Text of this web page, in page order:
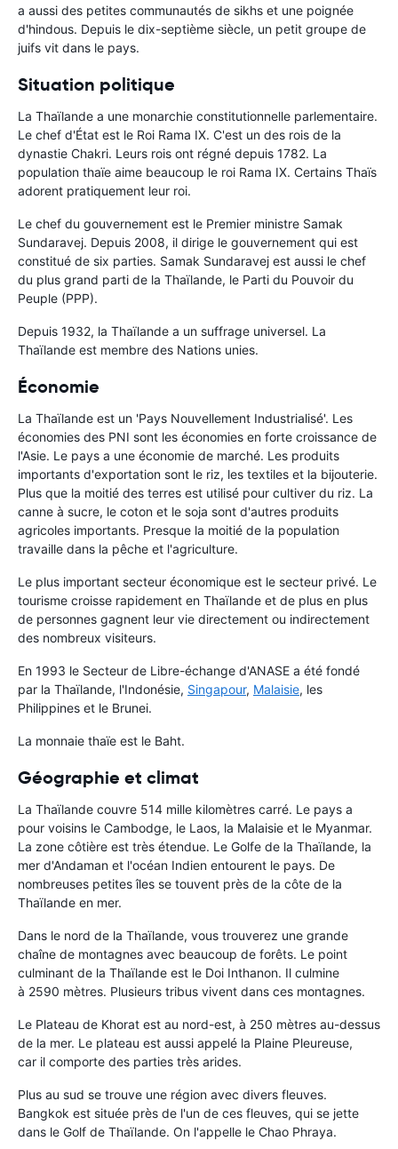
a aussi des petites communautés de sikhs et une poignée
d'hindous. Depuis le dix-septième siècle, un petit groupe de
juifs vit dans le pays.
Situation politique
La Thaïlande a une monarchie constitutionnelle parlementaire.
Le chef d'État est le Roi Rama IX. C'est un des rois de la
dynastie Chakri. Leurs rois ont régné depuis 1782. La
population thaïe aime beaucoup le roi Rama IX. Certains Thaïs
adorent pratiquement leur roi.
Le chef du gouvernement est le Premier ministre Samak
Sundaravej. Depuis 2008, il dirige le gouvernement qui est
constitué de six parties. Samak Sundaravej est aussi le chef
du plus grand parti de la Thaïlande, le Parti du Pouvoir du
Peuple (PPP).
Depuis 1932, la Thaïlande a un suffrage universel. La
Thaïlande est membre des Nations unies.
Économie
La Thaïlande est un 'Pays Nouvellement Industrialisé'. Les
économies des PNI sont les économies en forte croissance de
l'Asie. Le pays a une économie de marché. Les produits
importants d'exportation sont le riz, les textiles et la bijouterie.
Plus que la moitié des terres est utilisé pour cultiver du riz. La
canne à sucre, le coton et le soja sont d'autres produits
agricoles importants. Presque la moitié de la population
travaille dans la pêche et l'agriculture.
Le plus important secteur économique est le secteur privé. Le
tourisme croisse rapidement en Thaïlande et de plus en plus
de personnes gagnent leur vie directement ou indirectement
des nombreux visiteurs.
En 1993 le Secteur de Libre-échange d'ANASE a été fondé
par la Thaïlande, l'Indonésie, Singapour, Malaisie, les
Philippines et le Brunei.
La monnaie thaïe est le Baht.
Géographie et climat
La Thaïlande couvre 514 mille kilomètres carré. Le pays a
pour voisins le Cambodge, le Laos, la Malaisie et le Myanmar.
La zone côtière est très étendue. Le Golfe de la Thaïlande, la
mer d'Andaman et l'océan Indien entourent le pays. De
nombreuses petites îles se touvent près de la côte de la
Thaïlande en mer.
Dans le nord de la Thaïlande, vous trouverez une grande
chaîne de montagnes avec beaucoup de forêts. Le point
culminant de la Thaïlande est le Doi Inthanon. Il culmine
à 2590 mètres. Plusieurs tribus vivent dans ces montagnes.
Le Plateau de Khorat est au nord-est, à 250 mètres au-dessus
de la mer. Le plateau est aussi appelé la Plaine Pleureuse,
car il comporte des parties très arides.
Plus au sud se trouve une région avec divers fleuves.
Bangkok est située près de l'un de ces fleuves, qui se jette
dans le Golf de Thaïlande. On l'appelle le Chao Phraya.